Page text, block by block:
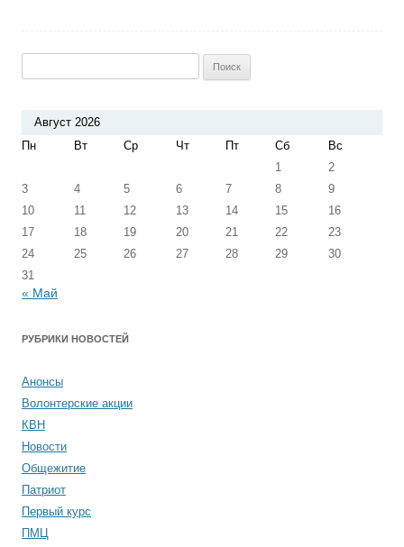
Август 2026
Пн
Вт Ср Чт Пт Сб
Вс
1
2
3
4 5 6 7 8
9
10
11 12 13 14 15
16
17
18 19 20 21 22
23
24
25 26 27 28 29
30
31
« Май
РУБРИКИ НОВОСТЕЙ
Анонсы
Волонтерские акции
КВН
Новости
Общежитие
Патриот
Первый курс
ПМЦ